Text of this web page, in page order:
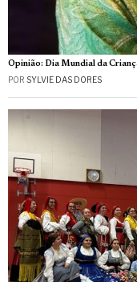
Opinião: Dia Mundial da
POR SYLVIE DAS DORES